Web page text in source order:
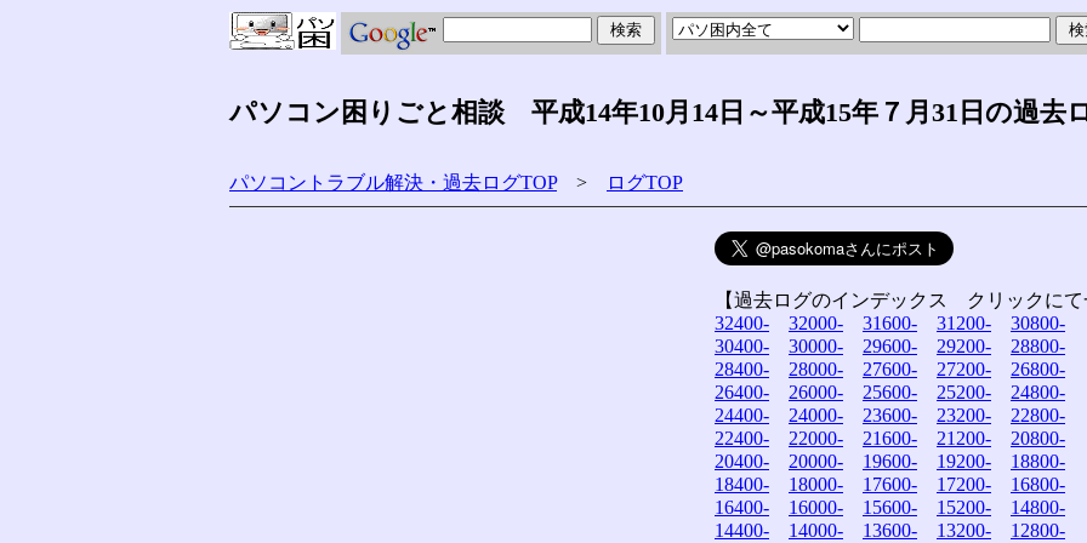
パソコン困りごと相談 平成14年10月14日～平成15年７月31日の過去
パソコントラブル解決・過去ログTOP> ログTOP
【過去ログのインデックス クリックにて
32400-
32000- 31600- 31200-
30800-
30400-
30000- 29600- 29200-
28800-
28400-
28000- 27600- 27200-
26800-
26400-
26000- 25600- 25200-
24800-
24400-
24000- 23600- 23200-
22800-
22400-
22000- 21600- 21200-
20800-
20400-
20000- 19600- 19200-
18800-
18400-
18000- 17600- 17200-
16800-
16400-
16000- 15600- 15200-
14800-
14400-
14000- 13600- 13200-
12800-